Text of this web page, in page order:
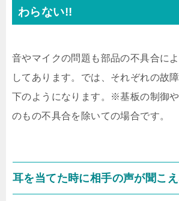
わらない!!
音やマイクの問題も部品の不具合に
してあります。では、それぞれの故
下のようになります。※基板の制御
のもの不具合を除いての場合です。
耳を当てた時に相手の声が聞こえ